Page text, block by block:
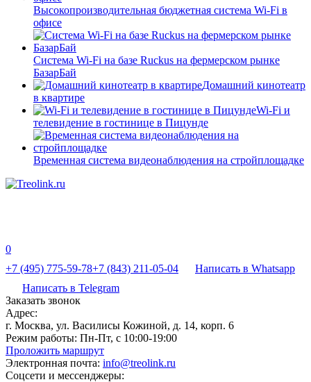
Высокопроизводительная бюджетная система Wi-Fi в
офисе
Система Wi-Fi на базе Ruckus на фермерском рынке
БазарБай
Домашний кинотеатр
в квартире
Wi-Fi и
телевидение в гостинице в Пицунде
Временная система видеонаблюдения на стройплощадке
0
+7 (495) 775-59-78+7 (843) 211-05-04
Написать в Whatsapp
Написать в Telegram
Заказать звонок
Адрес:
г. Москва, ул. Василисы Кожиной, д. 14, корп. 6
Режим работы: Пн-Пт, с 10:00-19:00
Проложить маршрут
Электронная почта: info@treolink.ru
Соцсети и мессенджеры: